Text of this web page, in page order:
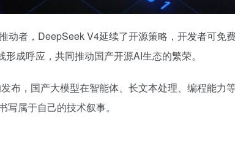
动者，DeepSeek V4延续了开源策略，开发者可免
形成呼应，共同推动国产开源AI生态的繁荣。
布，国产大模型在智能体、长文本处理、编程能力
写属于自己的技术叙事。